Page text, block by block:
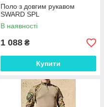
Поло з довгим рукавом
SWARD SPL
В наявності
1 088 ₴
Купити